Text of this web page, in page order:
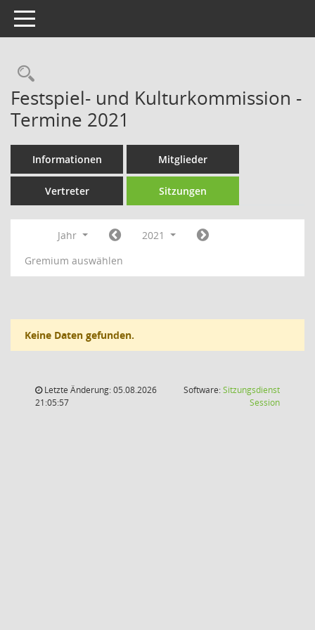
Toggle navigation
Rechercheauswahl
Festspiel- und Kulturkommission -
Termine 2021
Informationen Mitglieder
Vertreter Sitzungen
Jahr
2021
Gremium auswählen
Keine Daten gefunden.
Letzte Änderung: 05.08.2026
21:05:57
Software:Sitzungsdienst
Session(Wird in